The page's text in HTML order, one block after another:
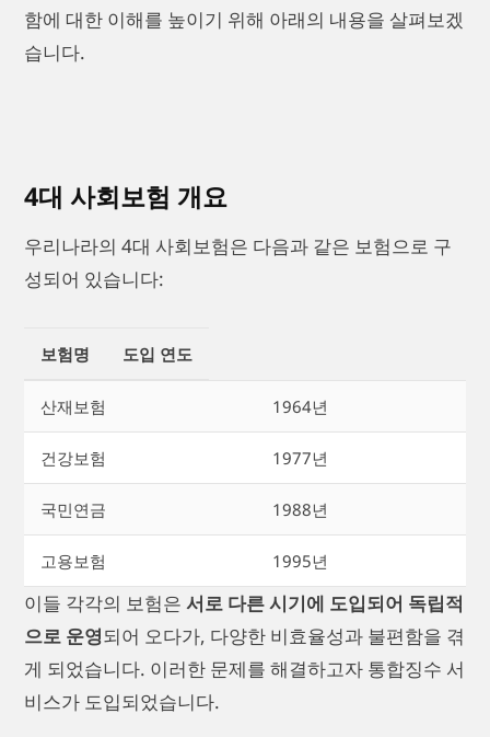
함에 대한 이해를 높이기 위해 아래의 내용을 살펴보겠
습니다.
4대 사회보험 개요
우리나라의 4대 사회보험은 다음과 같은 보험으로 구
성되어 있습니다:
보험명 도입 연도
산재보험 1964년
건강보험 1977년
국민연금 1988년
고용보험 1995년
이들 각각의 보험은 서로 다른 시기에 도입되어 독립적
으로 운영되어 오다가, 다양한 비효율성과 불편함을 겪
게 되었습니다. 이러한 문제를 해결하고자 통합징수 서
비스가 도입되었습니다.